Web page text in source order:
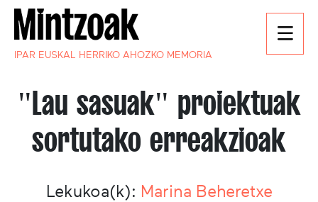
IPAR EUSKAL HERRIKO AHOZKO MEMORIA
"Lau sasuak" proiektuak
sortutako erreakzioak
Lekukoa(k): Marina Beheretxe